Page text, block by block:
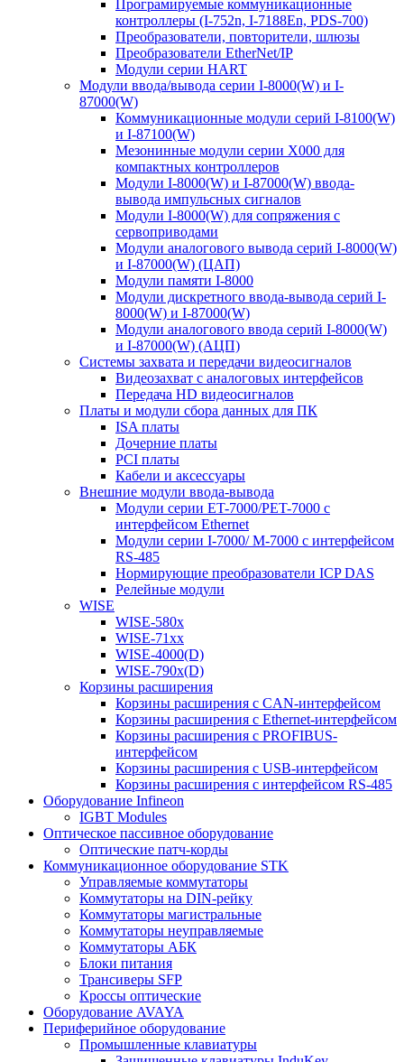
Програмируемые коммуникационные
контроллеры (I-752n, I-7188En, PDS-700)
Преобразователи, повторители, шлюзы
Преобразователи EtherNet/IP
Модули серии HART
Модули ввода/вывода серии I-8000(W) и I-
87000(W)
Коммуникационные модули серий I-8100(W)
и I-87100(W)
Мезонинные модули серии X000 для
компактных контроллеров
Модули I-8000(W) и I-87000(W) ввода-
вывода импульсных сигналов
Модули I-8000(W) для сопряжения с
сервоприводами
Модули аналогового вывода серий I-8000(W)
и I-87000(W) (ЦАП)
Модули памяти I-8000
Модули дискретного ввода-вывода серий I-
8000(W) и I-87000(W)
Модули аналогового ввода серий I-8000(W)
и I-87000(W) (АЦП)
Системы захвата и передачи видеосигналов
Видеозахват с аналоговых интерфейсов
Передача HD видеосигналов
Платы и модули сбора данных для ПК
ISA платы
Дочерние платы
PCI платы
Кабели и аксессуары
Внешние модули ввода-вывода
Модули серии ET-7000/PET-7000 с
интерфейсом Ethernet
Модули серии I-7000/ M-7000 с интерфейсом
RS-485
Нормирующие преобразователи ICP DAS
Релейные модули
WISE
WISE-580x
WISE-71xx
WISE-4000(D)
WISE-790x(D)
Корзины расширения
Корзины расширения с CAN-интерфейсом
Корзины расширения с Ethernet-интерфейсом
Корзины расширения с PROFIBUS-
интерфейсом
Корзины расширения с USB-интерфейсом
Корзины расширения с интерфейсом RS-485
Оборудование Infineon
IGBT Modules
Оптическое пассивное оборудование
Оптические патч-корды
Коммуникационное оборудование STK
Управляемые коммутаторы
Коммутаторы на DIN-рейку
Коммутаторы магистральные
Коммутаторы неуправляемые
Коммутаторы АБК
Блоки питания
Трансиверы SFP
Кроссы оптические
Оборудование AVAYA
Периферийное оборудование
Промышленные клавиатуры